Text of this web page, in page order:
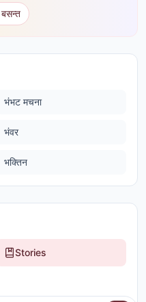
भंभट मचना
भंवर
भक्तिन
Stories